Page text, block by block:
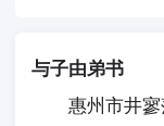
与子由弟书
惠州市井寥